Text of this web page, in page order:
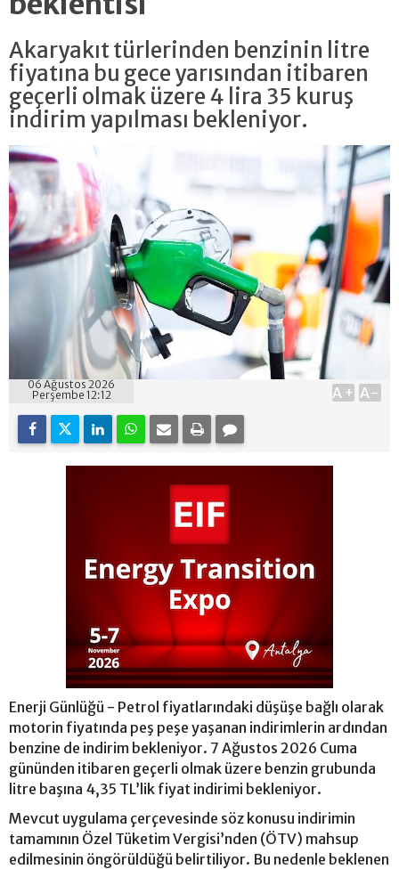
Akaryakıt türlerinden benzinin litre
fiyatına bu gece yarısından itibaren
geçerli olmak üzere 4 lira 35 kuruş
indirim yapılması bekleniyor.
06 Ağustos 2026
Perşembe 12:12
A+ A-
Enerji Günlüğü - Petrol fiyatlarındaki düşüşe bağlı olarak
motorin fiyatında peş peşe yaşanan indirimlerin ardından
benzine de indirim bekleniyor. 7 Ağustos 2026 Cuma
gününden itibaren geçerli olmak üzere benzin grubunda
litre başına 4,35 TL’lik fiyat indirimi bekleniyor.
Mevcut uygulama çerçevesinde söz konusu indirimin
tamamının Özel Tüketim Vergisi’nden (ÖTV) mahsup
edilmesinin öngörüldüğü belirtiliyor. Bu nedenle beklenen